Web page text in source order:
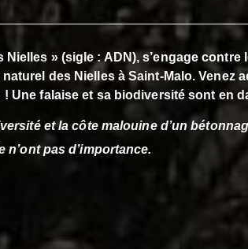
Nielles » (sigle : ADN), s’engage
des Nielles à Saint-Malo. Venez
Une falaise et sa biodiversité sont en
et la côte malouine d’un
n’ont pas d’importance.